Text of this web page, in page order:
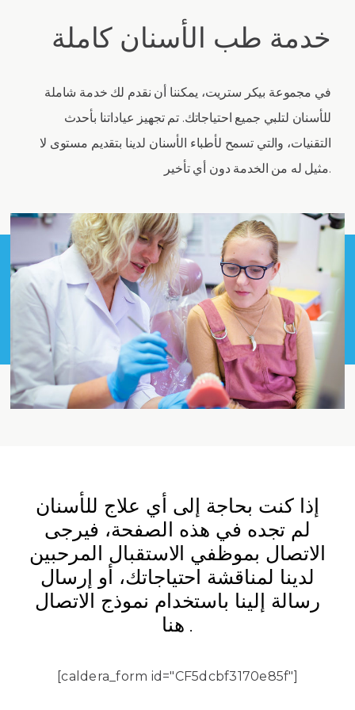
خدمة طب الأسنان كاملة
في مجموعة بيكر ستريت، يمكننا أن نقدم لك خدمة شاملة
للأسنان لتلبي جميع احتياجاتك. تم تجهيز عياداتنا بأحدث
التقنيات، والتي تسمح لأطباء الأسنان لدينا بتقديم مستوى لا
مثيل له من الخدمة دون أي تأخير.
إذا كنت بحاجة إلى أي علاج للأسنان
لم تجده في هذه الصفحة، فيرجى
الاتصال بموظفي الاستقبال المرحبين
لدينا لمناقشة احتياجاتك، أو إرسال
رسالة إلينا باستخدام نموذج الاتصال
هنا .
[caldera_form id="CF5dcbf3170e85f"]